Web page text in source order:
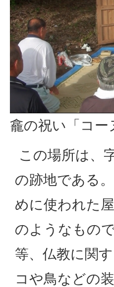
龕の祝い「コー
この場所は、
の跡地である
めに使われた
のようなもの
等、仏教に関
コや鳥などの